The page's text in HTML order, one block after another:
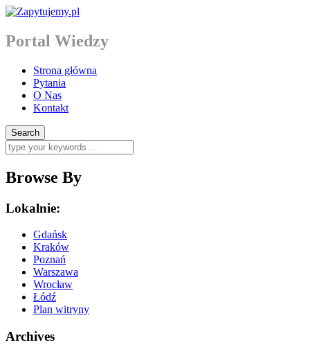
Portal Wiedzy
Strona główna
Pytania
O Nas
Kontakt
Browse By
Lokalnie:
Gdańsk
Kraków
Poznań
Warszawa
Wrocław
Łódź
Plan witryny
Archives